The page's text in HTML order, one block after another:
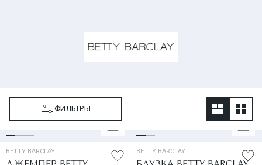
ФИЛЬТРЫ
BETTY BARCLAY BETTY BARCLAY